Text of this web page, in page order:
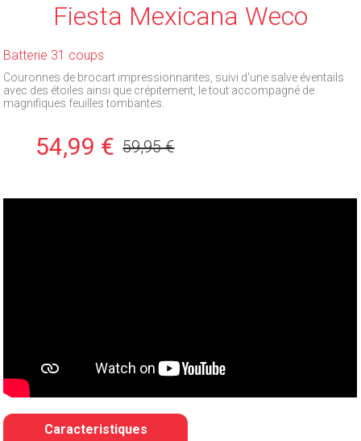
Fiesta Mexicana Weco
Batterie 31 coups
Couronnes de brocart impressionnantes, suivi d'une salve éventails
avec des étoiles ainsi que crépitement, le tout accompagné de
magnifiques feuilles tombantes.
54,99 € 59,95 €
Caracteristiques